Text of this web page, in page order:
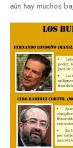
aún hay muchos